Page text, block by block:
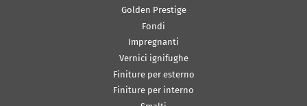
Golden Prestige
Fondi
Impregnanti
Vernici ignifughe
Finiture per esterno
Finiture per interno